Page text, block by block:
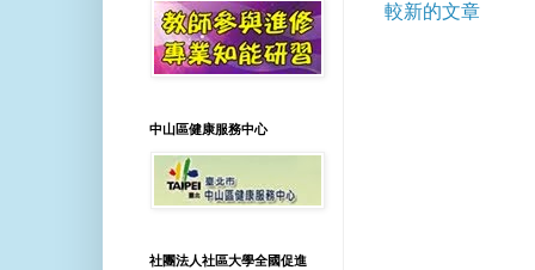
較新的文章
中山區健康服務中心
社團法人社區大學全國促進